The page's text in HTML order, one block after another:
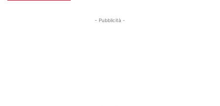
- Pubblicità -